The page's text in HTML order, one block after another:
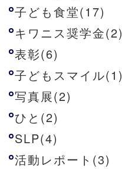
子ども食堂(17)
キワニス奨学金(2)
表彰(6)
子どもスマイル(1)
写真展(2)
ひと(2)
SLP(4)
活動レポート(3)